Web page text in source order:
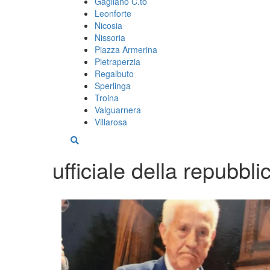
Leonforte
Nicosia
Nissoria
Piazza Armerina
Pietraperzia
Regalbuto
Sperlinga
Troina
Valguarnera
Villarosa
ufficiale della